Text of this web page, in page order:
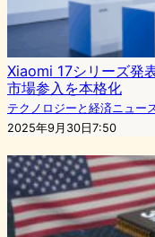
Xiaomi 17シリーズ発
市場参入を本格化
テクノロジーと経済ニュー
2025年9月30日7:50